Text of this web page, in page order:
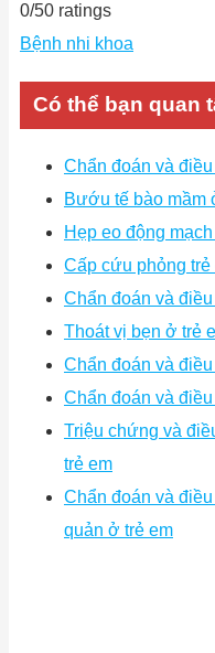
0/50 ratings
Bệnh nhi khoa
Có thể bạn quan
Chẩn đoán và
Bướu tế bào mầm
Hẹp eo động
Cấp cứu phỏng trẻ
Chẩn đoán và
Thoát vị bẹn ở trẻ
Chẩn đoán và
Chẩn đoán và
Triệu chứng và
trẻ em
Chẩn đoán và
quản ở trẻ em